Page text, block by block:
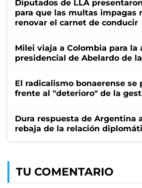
Diputados de LLA
para que las multas impagas
renovar el carnet de conducir
Milei viaja a Colombia para la
presidencial de Abelardo de
El radicalismo bonaerense se
frente al "deterioro" de la
Dura respuesta de Argentina
rebaja de la relación
TU COMENTARIO